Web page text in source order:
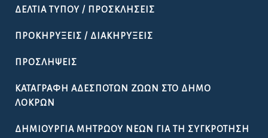
ΔΕΛΤΊΑ ΤΎΠΟΥ / ΠΡΟΣΚΛΉΣΕΙΣ
ΠΡΟΚΗΡΎΞΕΙΣ / ΔΙΑΚΗΡΎΞΕΙΣ
ΠΡΟΣΛΉΨΕΙΣ
ΚΑΤΑΓΡΑΦΉ ΑΔΈΣΠΟΤΩΝ ΖΏΩΝ ΣΤΟ ΔΉΜΟ
ΛΟΚΡΏΝ
ΔΗΜΙΟΥΡΓΊΑ ΜΗΤΡΏΟΥ ΝΈΩΝ ΓΙΑ ΤΗ ΣΥΓΚΡΌΤΗΣΗ